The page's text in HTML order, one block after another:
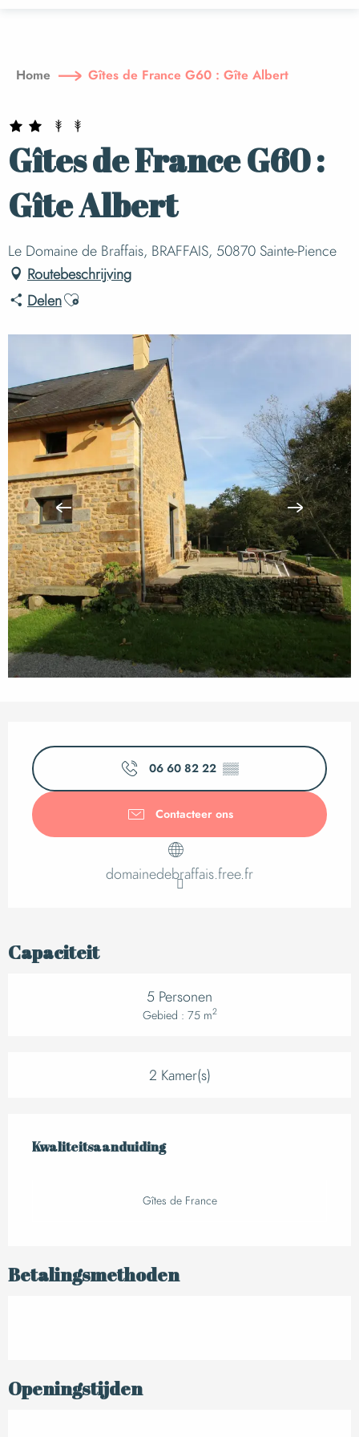
principal
Home Gîtes de France G60 : Gîte Albert
Gîtes de France G60 :
Gîte Albert
Le Domaine de Braffais, BRAFFAIS, 50870 Sainte-Pience
Routebeschrijving
DelenAjouter aux favoris
Openingstijden en
06 60 82 22 ▒▒
Contacteer ons
domainedebraffais.free.fr
Capaciteit
5 Personen
Gebied : 75 m2
2 Kamer(s)
Dienstverlening
Kwaliteitsaanduiding
Kwaliteitsaanduiding
Gîtes de France
Betalingsmethoden
Openingstijden